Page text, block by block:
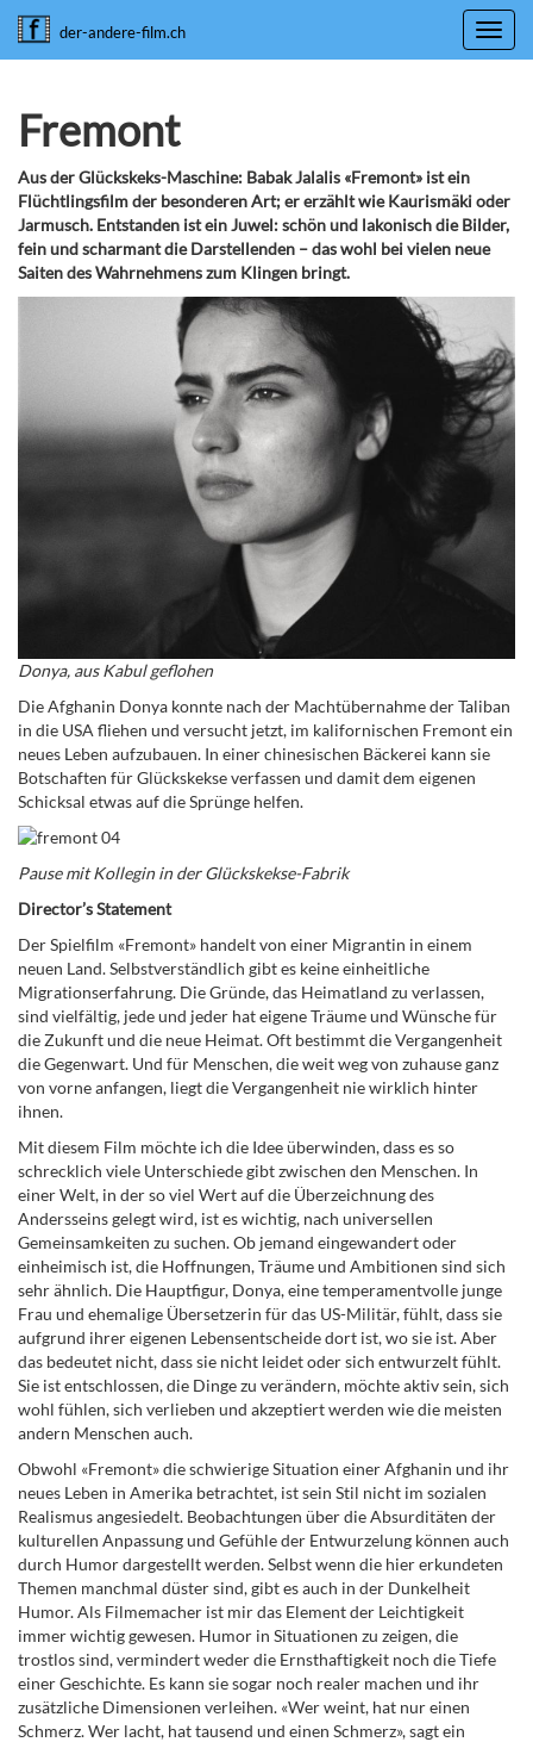
der-andere-film.ch
Fremont
Aus der Glückskeks-Maschine: Babak Jalalis «Fremont» ist ein
Flüchtlingsfilm der besonderen Art; er erzählt wie Kaurismäki oder
Jarmusch. Entstanden ist ein Juwel: schön und lakonisch die Bilder,
fein und scharmant die Darstellenden – das wohl bei vielen neue
Saiten des Wahrnehmens zum Klingen bringt.
Donya, aus Kabul geflohen
Die Afghanin Donya konnte nach der Machtübernahme der Taliban
in die USA fliehen und versucht jetzt, im kalifornischen Fremont ein
neues Leben aufzubauen. In einer chinesischen Bäckerei kann sie
Botschaften für Glückskekse verfassen und damit dem eigenen
Schicksal etwas auf die Sprünge helfen.
Pause mit Kollegin in der Glückskekse-Fabrik
Director’s Statement
Der Spielfilm «Fremont» handelt von einer Migrantin in einem
neuen Land. Selbstverständlich gibt es keine einheitliche
Migrationserfahrung. Die Gründe, das Heimatland zu verlassen,
sind vielfältig, jede und jeder hat eigene Träume und Wünsche für
die Zukunft und die neue Heimat. Oft bestimmt die Vergangenheit
die Gegenwart. Und für Menschen, die weit weg von zuhause ganz
von vorne anfangen, liegt die Vergangenheit nie wirklich hinter
ihnen.
Mit diesem Film möchte ich die Idee überwinden, dass es so
schrecklich viele Unterschiede gibt zwischen den Menschen. In
einer Welt, in der so viel Wert auf die Überzeichnung des
Andersseins gelegt wird, ist es wichtig, nach universellen
Gemeinsamkeiten zu suchen. Ob jemand eingewandert oder
einheimisch ist, die Hoffnungen, Träume und Ambitionen sind sich
sehr ähnlich. Die Hauptfigur, Donya, eine temperamentvolle junge
Frau und ehemalige Übersetzerin für das US-Militär, fühlt, dass sie
aufgrund ihrer eigenen Lebensentscheide dort ist, wo sie ist. Aber
das bedeutet nicht, dass sie nicht leidet oder sich entwurzelt fühlt.
Sie ist entschlossen, die Dinge zu verändern, möchte aktiv sein, sich
wohl fühlen, sich verlieben und akzeptiert werden wie die meisten
andern Menschen auch.
Obwohl «Fremont» die schwierige Situation einer Afghanin und ihr
neues Leben in Amerika betrachtet, ist sein Stil nicht im sozialen
Realismus angesiedelt. Beobachtungen über die Absurditäten der
kulturellen Anpassung und Gefühle der Entwurzelung können auch
durch Humor dargestellt werden. Selbst wenn die hier erkundeten
Themen manchmal düster sind, gibt es auch in der Dunkelheit
Humor. Als Filmemacher ist mir das Element der Leichtigkeit
immer wichtig gewesen. Humor in Situationen zu zeigen, die
trostlos sind, vermindert weder die Ernsthaftigkeit noch die Tiefe
einer Geschichte. Es kann sie sogar noch realer machen und ihr
zusätzliche Dimensionen verleihen. «Wer weint, hat nur einen
Schmerz. Wer lacht, hat tausend und einen Schmerz», sagt ein